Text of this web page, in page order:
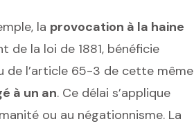
la provocation à la haine
de la loi de 1881, bénéficie
de l’article 65-3 de cette même
à un an. Ce délai s’applique
ou au négationnisme. La